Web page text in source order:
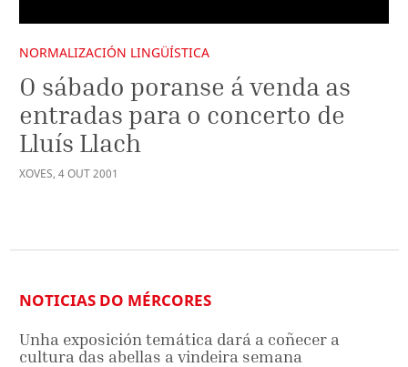
NORMALIZACIÓN LINGÜÍSTICA
O sábado poranse á venda as
entradas para o concerto de
Lluís Llach
XOVES, 4OUT2001
NOTICIAS DO MÉRCORES
Unha exposición temática dará a coñecer a
cultura das abellas a vindeira semana